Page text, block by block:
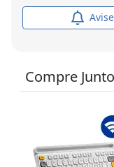
Compre Junto